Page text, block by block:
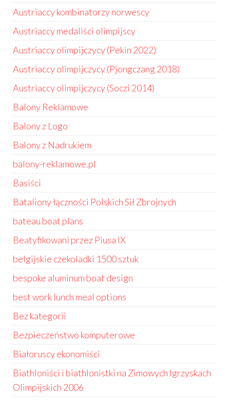
Austriaccy kombinatorzy norwescy
Austriaccy medaliści olimpijscy
Austriaccy olimpijczycy (Pekin 2022)
Austriaccy olimpijczycy (Pjongczang 2018)
Austriaccy olimpijczycy (Soczi 2014)
Balony Reklamowe
Balony z Logo
Balony z Nadrukiem
balony-reklamowe.pl
Basiści
Bataliony łączności Polskich Sił Zbrojnych
bateau boat plans
Beatyfikowani przez Piusa IX
belgijskie czekoladki 1500 sztuk
bespoke aluminum boat design
best work lunch meal options
Bez kategorii
Bezpieczeństwo komputerowe
Białoruscy ekonomiści
Biathloniści i biathlonistki na Zimowych Igrzyskach
Olimpijskich 2006